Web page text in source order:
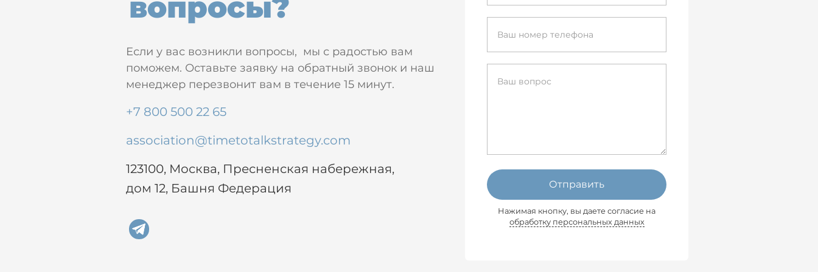
вопросы?
Если у вас возникли вопросы, мы с радостью вам
поможем. Оставьте заявку на обратный звонок и наш
менеджер перезвонит вам в течение 15 минут.
+7 800 500 22 65
association@timetotalkstrategy.com
123100, Москва, Пресненская набережная,
дом 12, Башня Федерация
Отправить
Нажимая кнопку, вы даете согласие на
обработку персональных данных